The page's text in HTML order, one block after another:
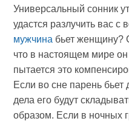
Универсальный сонник
удастся разлучить вас
мужчина бьет женщину?
что в настоящем мире он
пытается это
Если во сне парень бьет
дела его будут
образом. Если в ночных